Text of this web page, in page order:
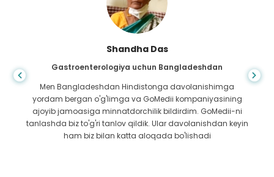
Shandha Das
Gastroenterologiya uchun Bangladeshdan
Men Bangladeshdan Hindistonga davolanishimga
yordam bergan o'g'limga va GoMedii kompaniyasining
ajoyib jamoasiga minnatdorchilik bildirdim. GoMedii-ni
tanlashda biz to'g'ri tanlov qildik. Ular davolanishdan keyin
ham biz bilan katta aloqada bo'lishadi